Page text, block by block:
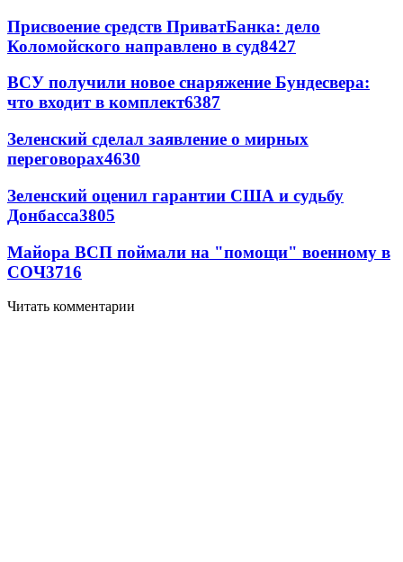
Присвоение средств ПриватБанка: дело
Коломойского направлено в суд8427
ВСУ получили новое снаряжение Бундесвера:
что входит в комплект6387
Зеленский сделал заявление о мирных
переговорах4630
Зеленский оценил гарантии США и судьбу
Донбасса3805
Майора ВСП поймали на "помощи" военному в
СОЧ3716
Читать комментарии